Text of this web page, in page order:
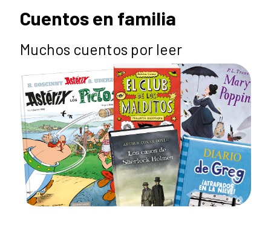
Cuentos en familia
Muchos cuentos por leer